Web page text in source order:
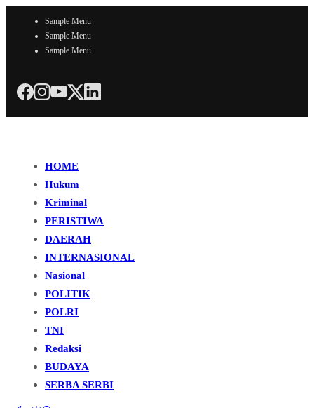
Sample Menu
Sample Menu
Sample Menu
HOME
Hukum
Kriminal
PERISTIWA
DAERAH
INTERNASIONAL
Nasional
POLITIK
POLRI
TNI
Redaksi
BUDAYA
SERBA SERBI